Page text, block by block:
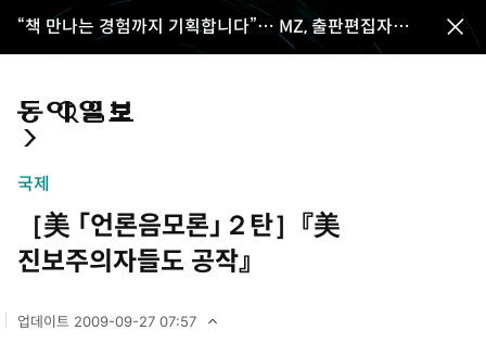
“책 만나는 경험까지 기획합니다”… MZ, 출판편집자
꿈꾼다
전
통 마
지
전
펼
치
기
국제
［美 「언론음모론」２탄］『美
진보주의자들도 공작』
업데이트 2009-09-27 07:57